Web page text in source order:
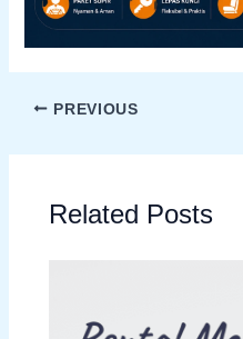
PREVIOUS
Related Posts